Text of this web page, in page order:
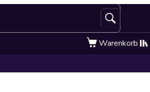
Warenkorb